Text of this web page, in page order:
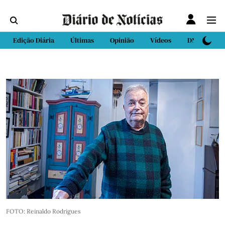
Edição Diária Últimas Opinião Vídeos DN Sport
FOTO: Reinaldo Rodrigues